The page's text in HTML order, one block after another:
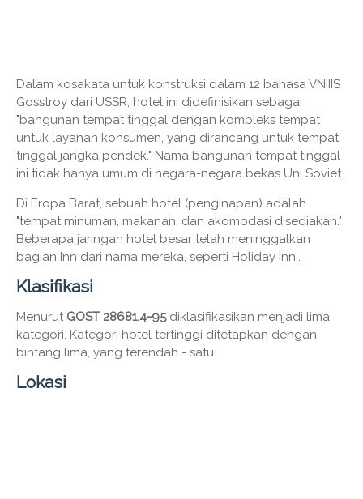
Dalam kosakata untuk konstruksi dalam 12 bahasa VNIIIS
Gosstroy dari USSR, hotel ini didefinisikan sebagai
"bangunan tempat tinggal dengan kompleks tempat
untuk layanan konsumen, yang dirancang untuk tempat
tinggal jangka pendek." Nama bangunan tempat tinggal
ini tidak hanya umum di negara-negara bekas Uni Soviet..
Di Eropa Barat, sebuah hotel (penginapan) adalah
"tempat minuman, makanan, dan akomodasi disediakan."
Beberapa jaringan hotel besar telah meninggalkan
bagian Inn dari nama mereka, seperti Holiday Inn..
Klasifikasi
Menurut GOST 28681.4-95diklasifikasikan menjadi lima
kategori. Kategori hotel tertinggi ditetapkan dengan
bintang lima, yang terendah - satu.
Lokasi